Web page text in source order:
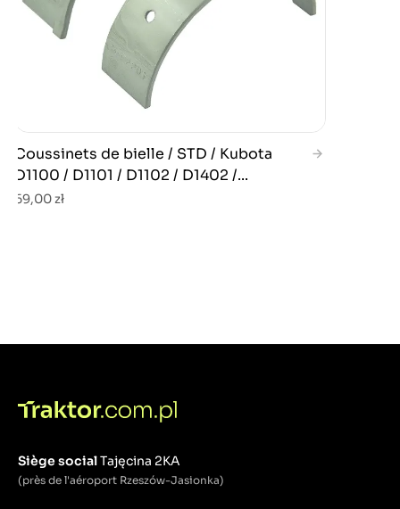
Coussinets de bielle / STD / Kubota
D1100 / D1101 / D1102 / D1402 /...
69,00 zł
Siège socialTajęcina 2KA
(près de l'aéroport Rzeszów-Jasionka)